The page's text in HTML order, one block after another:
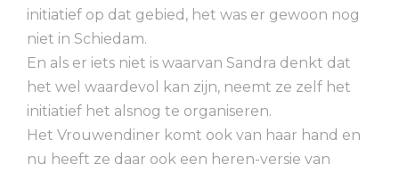
initiatief op dat gebied, het was er gewoon nog
niet in Schiedam.
En als er iets niet is waarvan Sandra denkt dat
het wel waardevol kan zijn, neemt ze zelf het
initiatief het alsnog te organiseren.
Het Vrouwendiner komt ook van haar hand en
nu heeft ze daar ook een heren-versie van